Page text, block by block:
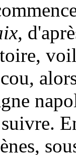
,